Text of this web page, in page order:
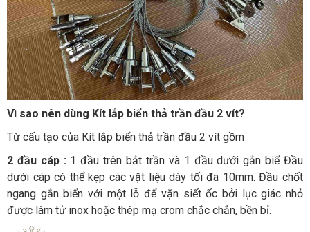
Vì sao nên dùng Kít lắp biển thả trần đầu 2 vít?
Từ cấu tạo của Kít lắp biển thả trần đầu 2 vít gồm
2 đầu cáp :1 đầu trên bắt trần và 1 đầu dưới gắn biể Đầu
dưới cáp có thể kẹp các vật liệu dày tối đa 10mm. Đầu chốt
ngang gắn biển với một lỗ để vặn siết ốc bởi lục giác nhỏ
được làm tử inox hoặc thép mạ crom chắc chắn, bền bỉ.